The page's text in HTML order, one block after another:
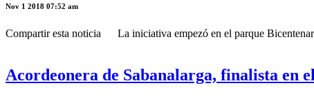
Nov 1 2018 07:52 am
Compartir esta noticia La iniciativa empezó en el parque
Acordeonera de Sabanalarga, finalista en